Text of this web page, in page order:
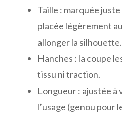
Taille : marquée
placée légèrement
allonger la silhouette.
Hanches : la coupe
tissu ni traction.
Longueur : ajustée
l’usage (genou pour